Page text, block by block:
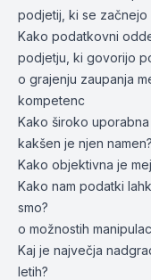
podjetij, ki se
Kako podatkovni
podjetju, ki govorijo
o grajenju zaupanja
kompetenc
Kako široko
kakšen je njen namen?
Kako objektivna je
Kako nam podatki
smo?
o možnostih
Kaj je največja
letih?